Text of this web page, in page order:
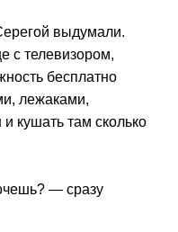
выдумали.
с телевизором,
бесплатно
лежаками,
кушать там сколько
— сразу